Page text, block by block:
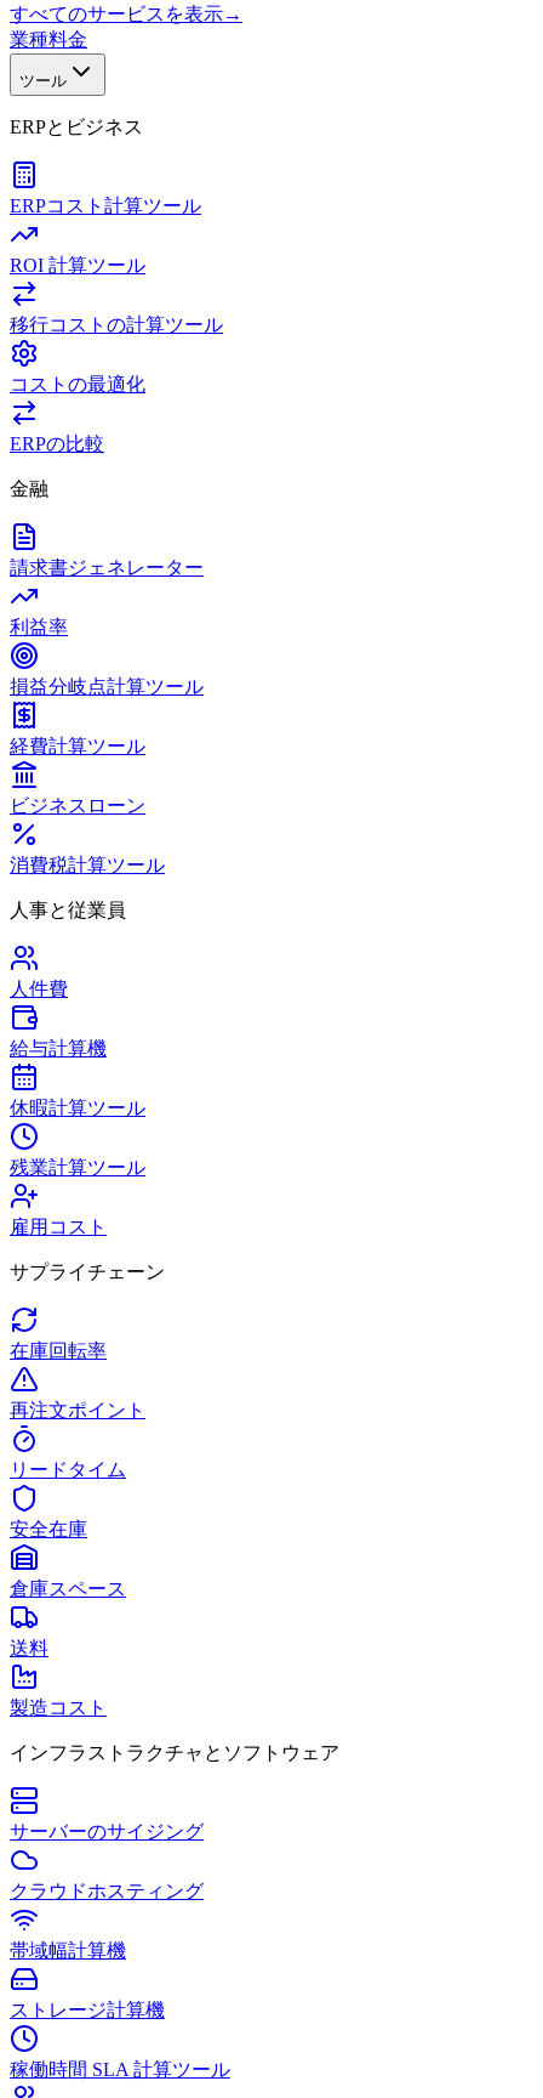
すべてのサービスを表示→
業種料金
ツール
ERPとビジネス
ERPコスト計算ツール
ROI 計算ツール
移行コストの計算ツール
コストの最適化
ERPの比較
金融
請求書ジェネレーター
利益率
損益分岐点計算ツール
経費計算ツール
ビジネスローン
消費税計算ツール
人事と従業員
人件費
給与計算機
休暇計算ツール
残業計算ツール
雇用コスト
サプライチェーン
在庫回転率
再注文ポイント
リードタイム
安全在庫
倉庫スペース
送料
製造コスト
インフラストラクチャとソフトウェア
サーバーのサイジング
クラウドホスティング
帯域幅計算機
ストレージ計算機
稼働時間 SLA 計算ツール